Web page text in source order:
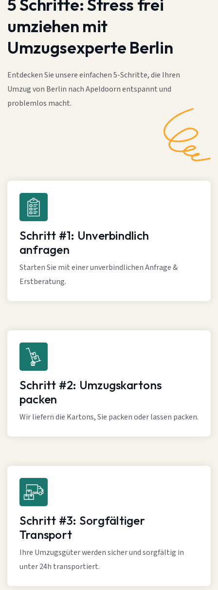
5 Schritte:Stress frei
umziehen mit
Umzugsexperte Berlin
Entdecken Sie unsere einfachen 5-Schritte, die Ihren
Umzug von Berlin nach Apeldoorn entspannt und
problemlos macht.
Schritt #1: Unverbindlich
anfragen
Starten Sie mit einer unverbindlichen Anfrage &
Erstberatung.
Schritt #2: Umzugskartons
packen
Wir liefern die Kartons, Sie packen oder lassen packen.
Schritt #3: Sorgfältiger
Transport
Ihre Umzugsgüter werden sicher und sorgfältig in
unter 24h transportiert.